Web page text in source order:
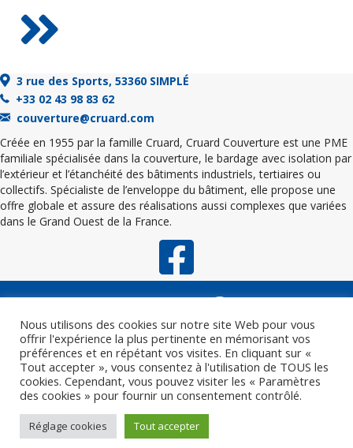
3 rue des Sports, 53360 SIMPLÉ
+33 02 43 98 83 62
couverture@cruard.com
Créée en 1955 par la famille Cruard, Cruard Couverture est une PME
familiale spécialisée dans la couverture, le bardage avec isolation par
l’extérieur et l’étanchéité des bâtiments industriels, tertiaires ou
collectifs. Spécialiste de l’enveloppe du bâtiment, elle propose une
offre globale et assure des réalisations aussi complexes que variées
dans le Grand Ouest de la France.
Certification Qualibat Mentions légales
Politique de confidentialité
Nous utilisons des cookies sur notre site Web pour vous
offrir l'expérience la plus pertinente en mémorisant vos
préférences et en répétant vos visites. En cliquant sur «
Tout accepter », vous consentez à l'utilisation de TOUS les
cookies. Cependant, vous pouvez visiter les « Paramètres
des cookies » pour fournir un consentement contrôlé.
Réglage cookies Tout accepter